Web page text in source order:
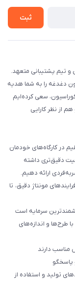
ثبت
و تیم پشتیبانی متعهد.
دغدغه را به شما هدیه
سعی کرده‌ایم
از نظر کارایی
در کارگاه‌های خودمان
دقیق‌تری داشته
ارائه دهیم.
مونتاژ دقیق، تا
سرمایه است
طرح‌ها و اندازه‌های
دارند
پاسخگو
تولید و استفاده از